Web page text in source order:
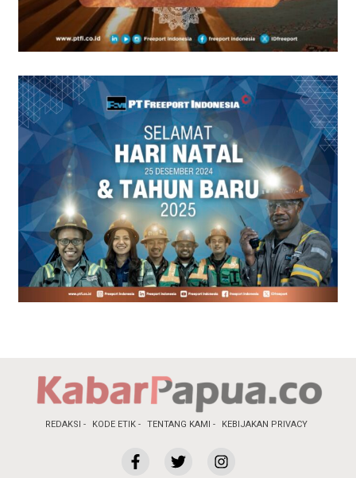
REDAKSI KODE ETIK TENTANG KAMI KEBIJAKAN PRIVACY